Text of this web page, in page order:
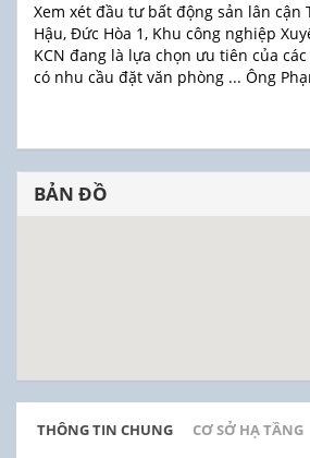
Xem xét đầu tư bất động sản lân cận
Hậu, Đức Hòa 1, Khu công nghiệp
KCN đang là lựa chọn ưu tiên của
có nhu cầu đặt văn phòng ... Ông
BẢN ĐỒ
THÔNG TIN CHUNG CƠ SỞ HẠ TẦNG